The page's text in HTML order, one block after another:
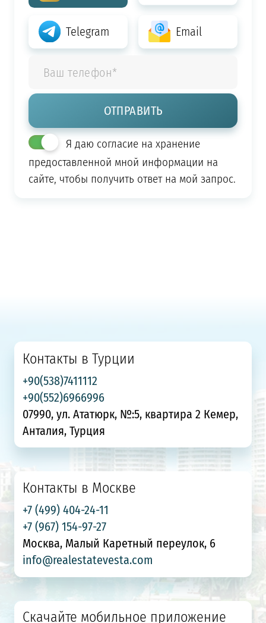
Telegram Email
Я даю согласие на хранение
предоставленной мной информации на
сайте, чтобы получить ответ на мой запрос.
Контакты в Турции
+90(538)7411112
+90(552)6966996
07990, ул. Ататюрк, №:5, квартира 2 Кемер,
Анталия, Турция
Контакты в Москве
+7 (499) 404-24-11
+7 (967) 154-97-27
Москва, Малый Каретный переулок, 6
info@realestatevesta.com
Скачайте мобильное приложение